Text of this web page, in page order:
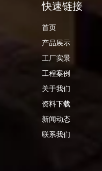
快速链接
首页
产品展示
工厂实景
工程案例
关于我们
资料下载
新闻动态
联系我们